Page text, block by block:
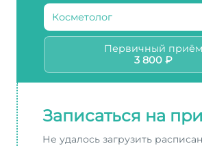
Косметолог
Первичный приём
3 800 ₽
Записаться на
Не удалось загрузить